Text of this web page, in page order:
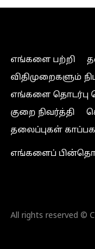
எங்களை பற்றி
விதிமுறைகளும்
எங்களை தொடர்பு
குறை நிவர்த்தி
தலைப்புகள்
எங்களைப்
All rights reserved ©